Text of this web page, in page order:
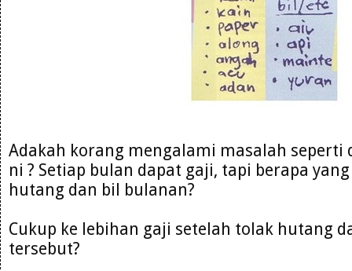
Adakah korang mengalami masalah seperti
ni ? Setiap bulan dapat gaji, tapi berapa
hutang dan bil bulanan?
Cukup ke lebihan gaji setelah tolak hutang
tersebut?